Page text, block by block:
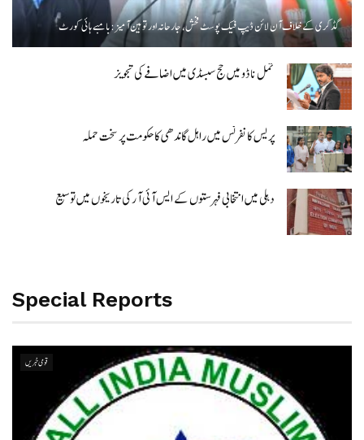
گڈکری کے خلاف آن لائن ڈیپ فیک پوسٹ فحش، جارحانہ اور توہین آمیز:بامبے ہائی کورٹ
تمل ناڈو میں حج سبسڈی میں اضافے کی تجویز
پریس کانفرنس میں راہل گاندھی کا حکومت پر سخت حملہ
دہلی میں انتخابی فہرستوں کے ایس آئی آر کی تاریخوں میں توسیع
Special Reports
قومی خبریں